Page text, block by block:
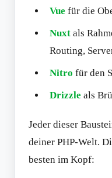
Vue für die
Nuxt als
Routing,
Nitro für den
Drizzle als
Jeder dieser
deiner PHP-Welt.
besten im Kopf: